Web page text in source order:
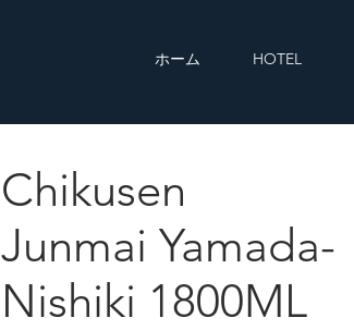
ホーム HOTEL
Chikusen Junmai Yamada-Nishiki 1800ML
Chikusen
Junmai Yamada-
Nishiki 1800ML